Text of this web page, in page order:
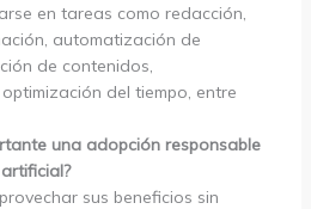
en tareas como redacción,
automatización de
de contenidos,
del tiempo, entre
una adopción responsable
sus beneficios sin